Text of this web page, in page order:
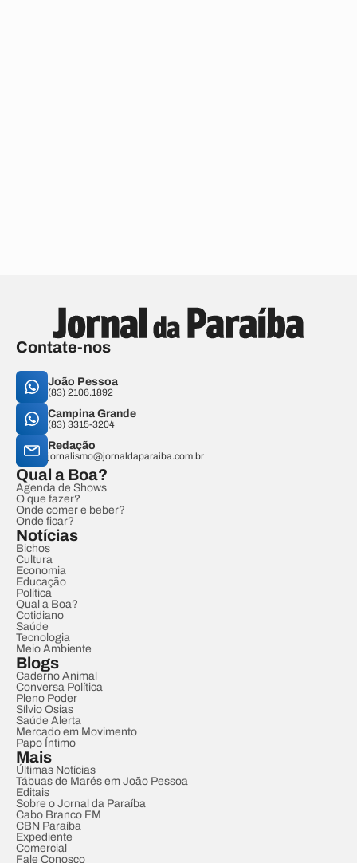
Contate-nos
João Pessoa
(83) 2106.1892
Campina Grande
(83) 3315-3204
Redação
jornalismo@jornaldaparaiba.com.br
Qual a Boa?
Agenda de Shows
O que fazer?
Onde comer e beber?
Onde ficar?
Notícias
Bichos
Cultura
Economia
Educação
Política
Qual a Boa?
Cotidiano
Saúde
Tecnologia
Meio Ambiente
Blogs
Caderno Animal
Conversa Política
Pleno Poder
Sílvio Osias
Saúde Alerta
Mercado em Movimento
Papo Íntimo
Mais
Últimas Notícias
Tábuas de Marés em João Pessoa
Editais
Sobre o Jornal da Paraíba
Cabo Branco FM
CBN Paraíba
Expediente
Comercial
Fale Conosco